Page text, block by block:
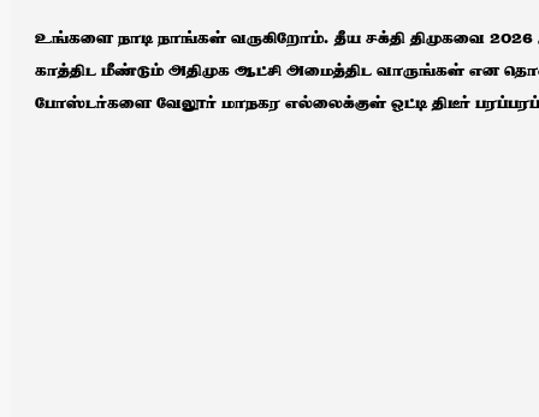
உங்களை நாடி நாங்கள் வருகிறோம். தீய சக்தி திமுகவை
காத்திட மீண்டும் அதிமுக ஆட்சி அமைத்திட வாருங்கள் என
போஸ்டர்களை வேலூர் மாநகர எல்லைக்குள் ஒட்டி திடீர்